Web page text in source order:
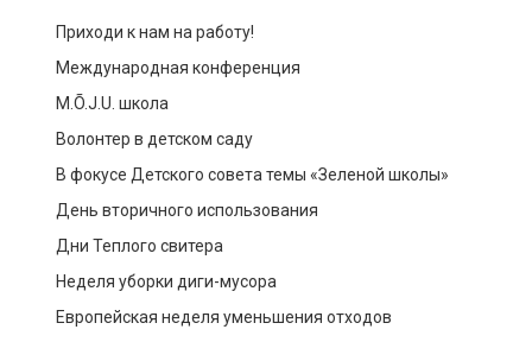
Приходи к нам на работу!
Международная конференция
M.Õ.J.U. школа
Волонтер в детском саду
В фокусе Детского совета темы «Зеленой школы»
День вторичного использования
Дни Теплого свитера
Неделя уборки диги-мусора
Европейская неделя уменьшения отходов